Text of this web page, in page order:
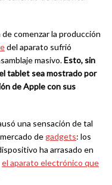
comenzar la producción
del aparato sufrió
masivo.Esto, sin
tablet sea mostradopor
de Apple con sus
una sensación de tal
de gadgets: los
ha arrasado en
el aparato electrónico que